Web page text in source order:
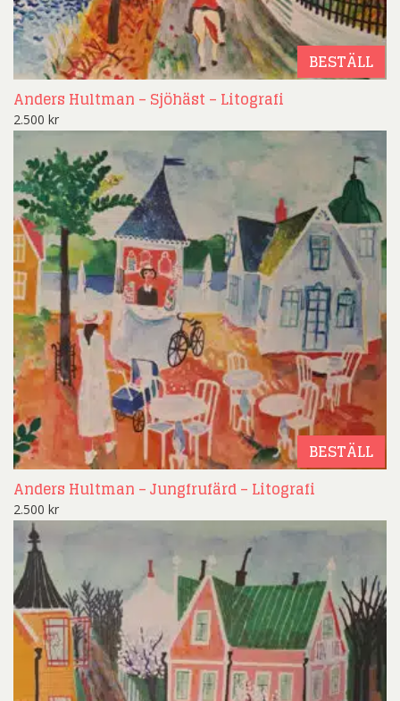
BESTÄLL
Anders Hultman – Sjöhäst – Litografi
2.500 kr
BESTÄLL
Anders Hultman – Jungfrufärd – Litografi
2.500 kr